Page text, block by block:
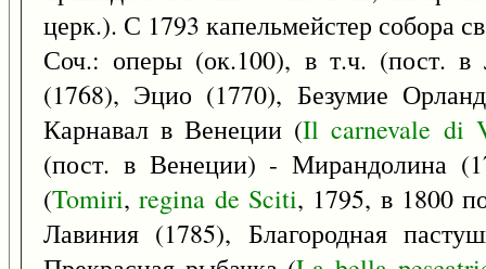
церк.). С 1793 капельмейстер собора
Соч.: оперы (ок.100), в т.ч. (пост.
(1768), Эцио (1770), Безумие
Карнавал в Венеции (Il carnevale di
(пост. в Венеции) - Мирандолина
(Tomiri,regina de Sciti, 1795, в 1800
Лавиния (1785), Благородная